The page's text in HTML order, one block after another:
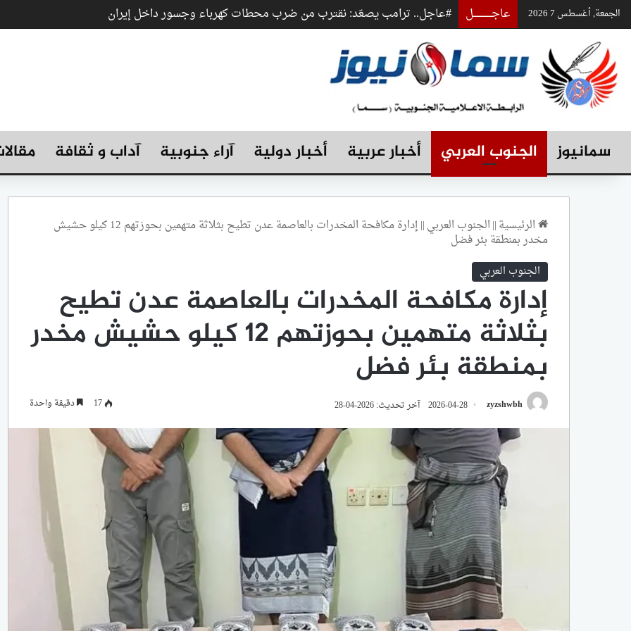
الجمعة, أغسطس 7 2026 عاجـــــــــــــل #عاجل.. ترامب يصعّد: نقترب من ضرب محطات كهرباء وجسور داخل إيران
سمانيوز الجنوب العربي أخبار عربية أخبار دولية آراء جنوبية آداب و ثقافة
الرئيسية||الجنوب العربي|| إدارة مكافحة المخدرات بالعاصمة عدن تطيح بثلاثة متهمين بحوزتهم 12 كيلو حشيش
مخدر بمنطقة بئر فضل
الجنوب العربي
إدارة مكافحة المخدرات بالعاصمة عدن تطيح
بثلاثة متهمين بحوزتهم 12 كيلو حشيش مخدر
بمنطقة بئر فضل
zyzshwbh
2026-04-28 آخر تحديث: 2026-04-28 17 دقيقة واحدة